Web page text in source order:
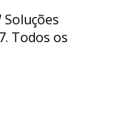
Todos os